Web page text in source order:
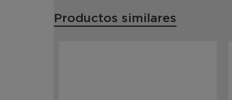
Productos similares